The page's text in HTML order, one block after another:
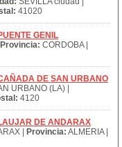
41020
GENIL
Provincia: CORDOBA |
DE SAN URBANO
URBANO (LA) |
4120
DE ANDARAX
| Provincia: ALMERIA |